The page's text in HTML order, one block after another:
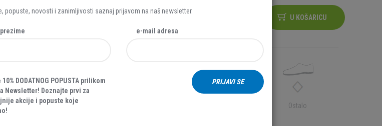
39,95 EUR U KOŠARICU
Ostalo
popuste, novosti i zanimljivosti saznaj prijavom na naš newsletter.
prezime e-mail adresa
DODATNOG POPUSTA prilikom
Newsletter! Doznajte prvi za
akcije i popuste koje
PRIJAVI SE